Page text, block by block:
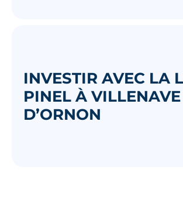
INVESTIR AVEC LA
PINEL À VILLENAVE
D’ORNON